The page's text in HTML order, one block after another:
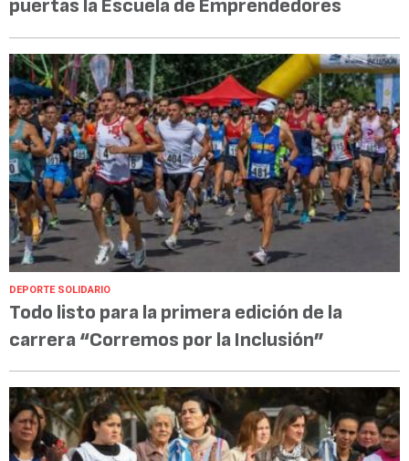
puertas la Escuela de Emprendedores
DEPORTE SOLIDARIO
Todo listo para la primera edición de la
carrera “Corremos por la Inclusión”